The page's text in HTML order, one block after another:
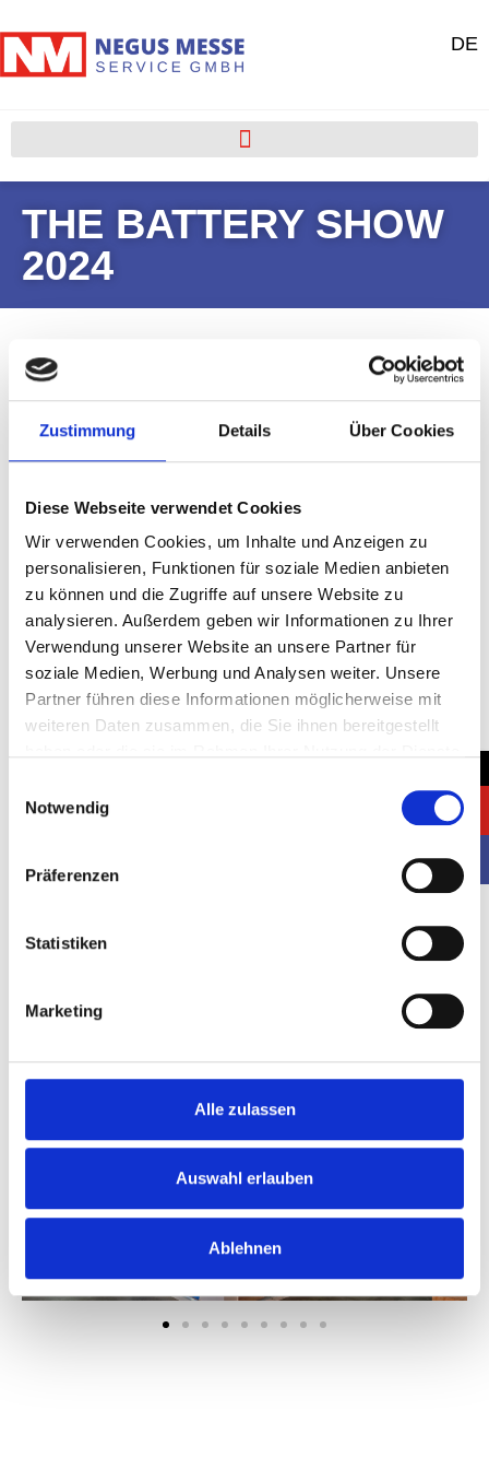
Zustimmung Details Über Cookies
Diese Webseite verwendet Cookies
Wir verwenden Cookies, um Inhalte und Anzeigen zu
personalisieren, Funktionen für soziale Medien anbieten
zu können und die Zugriffe auf unsere Website zu
analysieren. Außerdem geben wir Informationen zu Ihrer
Verwendung unserer Website an unsere Partner für
soziale Medien, Werbung und Analysen weiter. Unsere
Partner führen diese Informationen möglicherweise mit
weiteren Daten zusammen, die Sie ihnen bereitgestellt
Notwendig
Präferenzen
Statistiken
Marketing
Alle zulassen
Auswahl erlauben
Ablehnen
DE
THE BATTERY SHOW
2024
Germany, Stuttgart
TESA
72 m2
18.06.2024